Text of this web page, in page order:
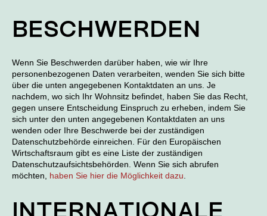
BESCHWERDEN
Wenn Sie Beschwerden darüber haben, wie wir Ihre
personenbezogenen Daten verarbeiten, wenden Sie sich bitte
über die unten angegebenen Kontaktdaten an uns. Je
nachdem, wo sich Ihr Wohnsitz befindet, haben Sie das Recht,
gegen unsere Entscheidung Einspruch zu erheben, indem Sie
sich unter den unten angegebenen Kontaktdaten an uns
wenden oder Ihre Beschwerde bei der zuständigen
Datenschutzbehörde einreichen. Für den Europäischen
Wirtschaftsraum gibt es eine Liste der zuständigen
Datenschutzaufsichtsbehörden. Wenn Sie sich abrufen
möchten, haben Sie hier die Möglichkeit dazu
INTERNATIONALE